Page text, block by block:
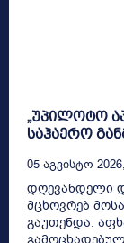
„უპილოტო
საჰაერო
05 Აგვისტო
დღევანდელი
მცხოვრებ
გაუთენდა: